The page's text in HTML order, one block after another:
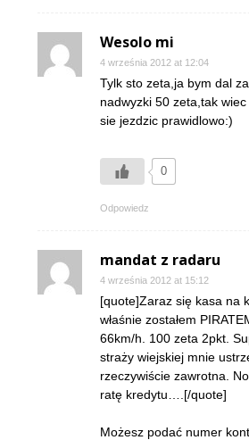
Wesolo mi
4 września 2012 at 12:04
Tylk sto zeta,ja bym dal
nadwyzki 50 zeta,tak
sie jezdzic prawidlowo:)
0
Odpowiedz
mandat z radaru
4 września 2012 at 15:12
[quote]Zaraz się kasa na
właśnie zostałem
66km/h. 100 zeta 2pkt.
straży wiejskiej mnie
rzeczywiście zawrotna.
ratę kredytu….[/quote]
Możesz podać numer